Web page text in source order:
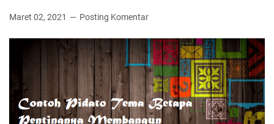
Maret 02, 2021 Posting Komentar